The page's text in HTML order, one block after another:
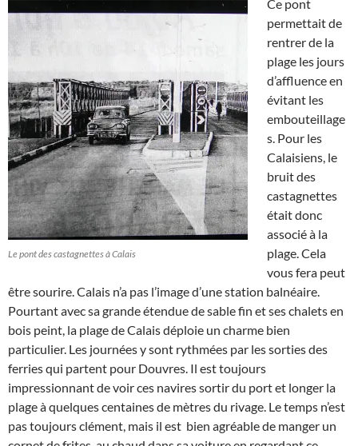
Le pont des castagnettes à Calais
Ce pont
permettait de
rentrer de la
plage les jours
d’affluence en
évitant les
embouteillage
s. Pour les
Calaisiens, le
bruit des
castagnettes
était donc
associé à la
plage. Cela
vous fera peut
être sourire. Calais n’a pas l’image d’une station balnéaire.
Pourtant avec sa grande étendue de sable fin et ses chalets en
bois peint, la plage de Calais déploie un charme bien
particulier. Les journées y sont rythmées par les sorties des
ferries qui partent pour Douvres. Il est toujours
impressionnant de voir ces navires sortir du port et longer la
plage à quelques centaines de mètres du rivage. Le temps n’est
pas toujours clément, mais il est bien agréable de manger un